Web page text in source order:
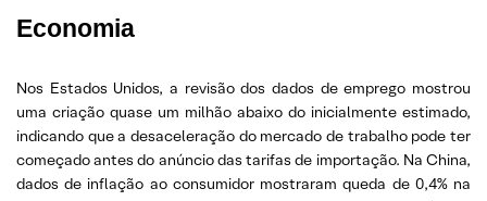
Economia
Nos Estados Unidos, a revisão dos dados de emprego mostrou
uma criação quase um milhão abaixo do inicialmente estimado,
indicando que a desaceleração do mercado de trabalho pode ter
começado antes do anúncio das tarifas de importação. Na China,
dados de inflação ao consumidor mostraram queda de 0,4% na